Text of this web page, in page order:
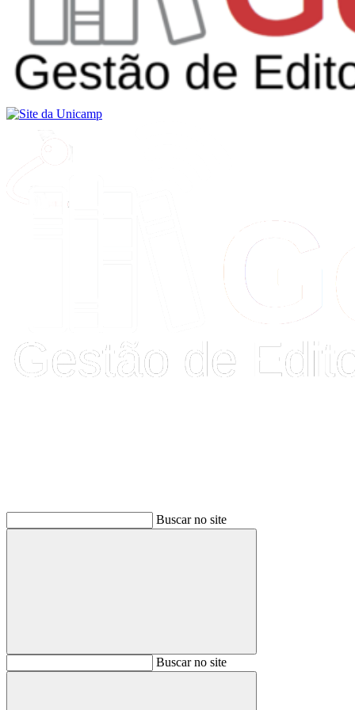
Buscar no site
BuscarBuscar no site